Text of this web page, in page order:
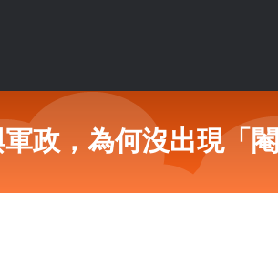
政，為何沒出現「